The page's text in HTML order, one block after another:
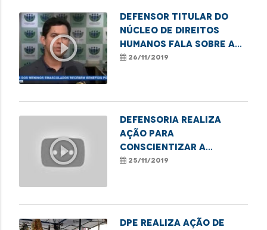
play_circle_outline
Defensor titular do
Núcleo de Direitos
Humanos fala sobre a
situação dos
26/11/2019
play_circle_outline
Defensoria realiza
ação para
conscientizar a
proibição da venda de
25/11/2019
DPE realiza ação de